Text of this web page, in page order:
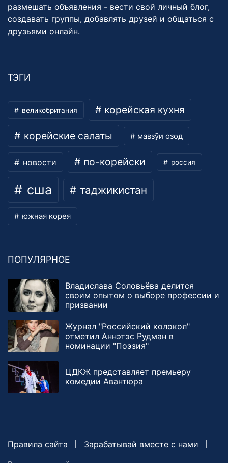
размешать объявления - вести свой личный блог,
создавать группы, добавлять друзей и общаться с
друзьями онлайн.
ТЭГИ
великобритания корейская кухня
корейские салаты мавзӯи озод
новости по-корейски россия
сша таджикистан
южная корея
ПОПУЛЯРНОЕ
Владислава Соловьёва делится
своим опытом о выборе профессии и
призвании
Журнал "Российский колокол"
отметил Аннэтэс Рудман в
номинации "Поэзия"
ЦДКЖ представляет премьеру
комедии Авантюра
Правила сайта
Зарабатывай вместе с нами